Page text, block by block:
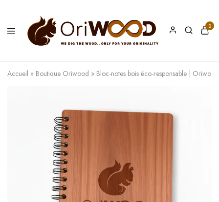
Wood
0
Accueil » Boutique Oriwood » Bloc-notes bois éco-responsable |